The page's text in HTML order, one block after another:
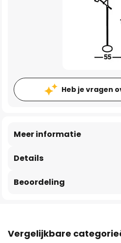
Heb je vragen
Details
Meer informatie
Beoordeling
Vergelijkbare